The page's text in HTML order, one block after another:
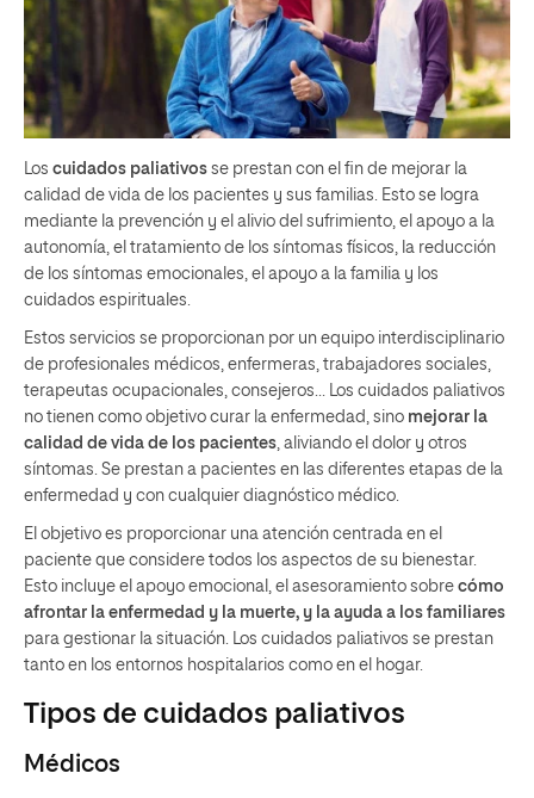
Los cuidados paliativos se prestan con el fin de mejorar la
calidad de vida de los pacientes y sus familias. Esto se logra
mediante la prevención y el alivio del sufrimiento, el apoyo a la
autonomía, el tratamiento de los síntomas físicos, la reducción
de los síntomas emocionales, el apoyo a la familia y los
cuidados espirituales.
Estos servicios se proporcionan por un equipo interdisciplinario
de profesionales médicos, enfermeras, trabajadores sociales,
terapeutas ocupacionales, consejeros… Los cuidados paliativos
no tienen como objetivo curar la enfermedad, sino mejorar la
calidad de vida de los pacientes , aliviando el dolor y otros
síntomas. Se prestan a pacientes en las diferentes etapas de la
enfermedad y con cualquier diagnóstico médico.
El objetivo es proporcionar una atención centrada en el
paciente que considere todos los aspectos de su bienestar.
Esto incluye el apoyo emocional, el asesoramiento sobre cómo
afrontar la enfermedad y la muerte, y la ayuda a los familiares
para gestionar la situación. Los cuidados paliativos se prestan
tanto en los entornos hospitalarios como en el hogar.
Tipos de cuidados paliativos
Médicos